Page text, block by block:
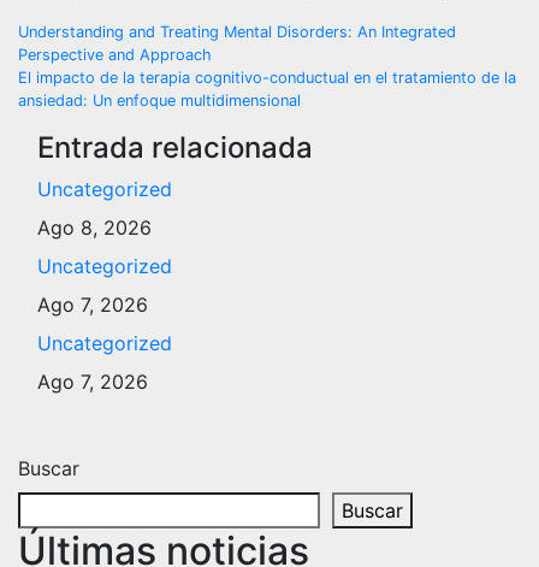
Navegación
de
entradas
Understanding and Treating Mental Disorders: An Integrated
Perspective and Approach
El impacto de la terapia cognitivo-conductual en el tratamiento de la
ansiedad: Un enfoque multidimensional
Entrada relacionada
Uncategorized
Ago 8, 2026
Uncategorized
Ago 7, 2026
Uncategorized
Ago 7, 2026
Buscar
Buscar
Últimas noticias